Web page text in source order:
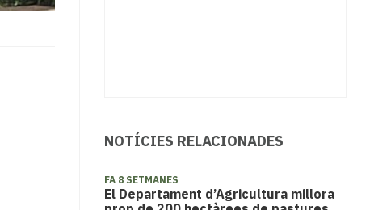
NOTÍCIES RELACIONADES
FA 8 SETMANES
El Departament d’Agricultura millora